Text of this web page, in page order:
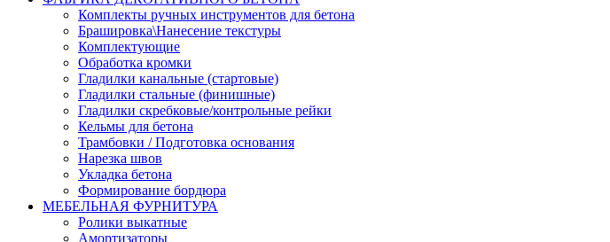
Комплекты ручных инструментов для бетона
Брашировка\Нанесение текстуры
Комплектующие
Обработка кромки
Гладилки канальные (стартовые)
Гладилки стальные (финишные)
Гладилки скребковые/контрольные рейки
Кельмы для бетона
Трамбовки / Подготовка основания
Нарезка швов
Укладка бетона
Формирование бордюра
МЕБЕЛЬНАЯ ФУРНИТУРА
Ролики выкатные
Амортизаторы